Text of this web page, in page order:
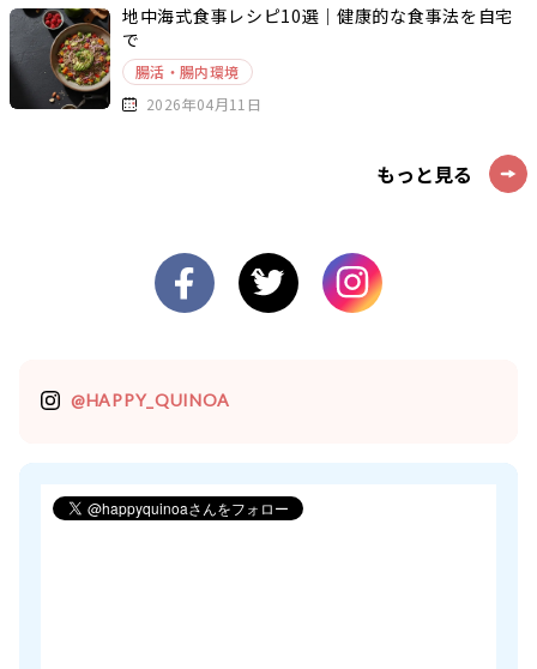
地中海式食事レシピ10選｜健康的な食事法を自宅
で
腸活・腸内環境
2026年04月11日
もっと見る
@HAPPY_QUINOA